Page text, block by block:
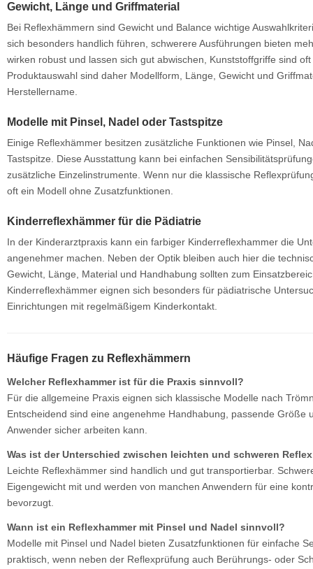
Gewicht, Länge und Griffmaterial
Bei Reflexhämmern sind Gewicht und Balance wichtige
sich besonders handlich führen, schwerere Ausführungen bieten
wirken robust und lassen sich gut abwischen, Kunststoffgriffe sind
Produktauswahl sind daher Modellform, Länge, Gewicht und
Herstellername.
Modelle mit Pinsel, Nadel oder Tastspitze
Einige Reflexhämmer besitzen zusätzliche Funktionen wie Pinsel,
Tastspitze. Diese Ausstattung kann bei einfachen
zusätzliche Einzelinstrumente. Wenn nur die klassische
oft ein Modell ohne Zusatzfunktionen.
Kinderreflexhämmer für die Pädiatrie
In der Kinderarztpraxis kann ein farbiger Kinderreflexhammer die
angenehmer machen. Neben der Optik bleiben auch hier die
Gewicht, Länge, Material und Handhabung sollten zum
Kinderreflexhämmer eignen sich besonders für pädiatrische
Einrichtungen mit regelmäßigem Kinderkontakt.
Häufige Fragen zu Reflexhämmern
Welcher Reflexhammer ist für die Praxis sinnvoll?
Für die allgemeine Praxis eignen sich klassische Modelle nach
Entscheidend sind eine angenehme Handhabung, passende Größe
Anwender sicher arbeiten kann.
Was ist der Unterschied zwischen leichten und schweren
Leichte Reflexhämmer sind handlich und gut transportierbar.
Eigengewicht mit und werden von manchen Anwendern für eine
bevorzugt.
Wann ist ein Reflexhammer mit Pinsel und Nadel sinnvoll?
Modelle mit Pinsel und Nadel bieten Zusatzfunktionen für einfache
praktisch, wenn neben der Reflexprüfung auch Berührungs- oder